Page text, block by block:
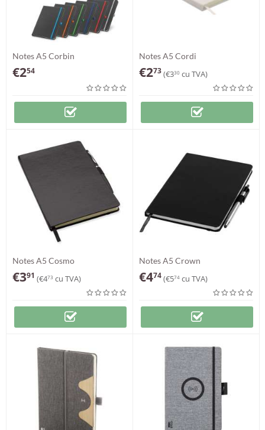
Notes A5 Corbin
€254
Notes A5 Cordi
€273(€330 cu TVA)
Notes A5 Cosmo
€391 (€473 cu TVA)
Notes A5 Crown
€474(€574 cu TVA)